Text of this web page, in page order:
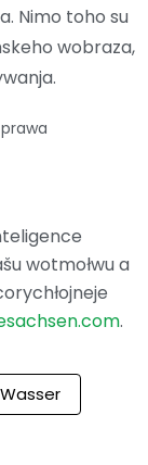
Nimo toho su
wobraza,
wotmołwu a
.
Wasser